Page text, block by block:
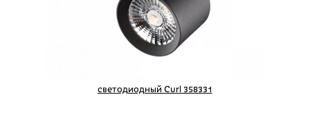
светодиодный Curl 358331